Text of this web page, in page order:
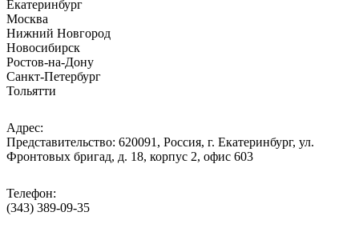
Екатеринбург
Москва
Нижний Новгород
Новосибирск
Ростов-на-Дону
Санкт-Петербург
Тольятти
Адрес:
Представительство: 620091, Россия, г. Екатеринбург, ул.
Фронтовых бригад, д. 18, корпус 2, офис 603
Телефон:
(343) 389-09-35